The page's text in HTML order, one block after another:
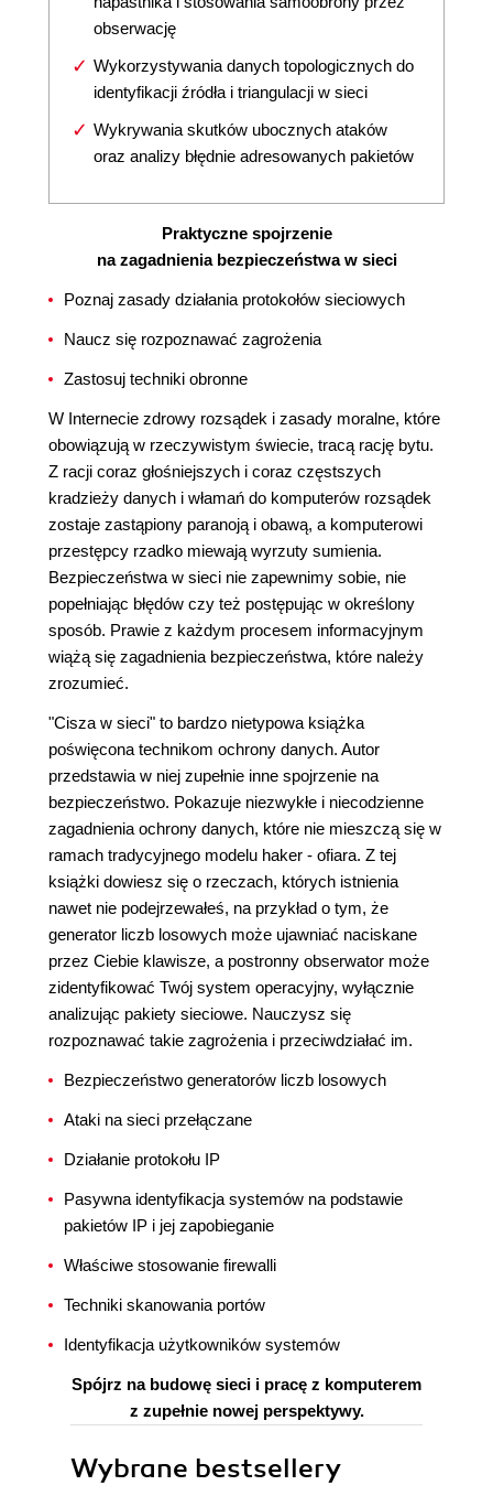
obserwację
Wykorzystywania danych topologicznych do
identyfikacji źródła i triangulacji w sieci
Wykrywania skutków ubocznych ataków
oraz analizy błędnie adresowanych pakietów
Praktyczne spojrzenie
na zagadnienia bezpieczeństwa w sieci
Poznaj zasady działania protokołów sieciowych
Naucz się rozpoznawać zagrożenia
Zastosuj techniki obronne
W Internecie zdrowy rozsądek i zasady moralne, które
obowiązują w rzeczywistym świecie, tracą rację bytu.
Z racji coraz głośniejszych i coraz częstszych
kradzieży danych i włamań do komputerów rozsądek
zostaje zastąpiony paranoją i obawą, a komputerowi
przestępcy rzadko miewają wyrzuty sumienia.
Bezpieczeństwa w sieci nie zapewnimy sobie, nie
popełniając błędów czy też postępując w określony
sposób. Prawie z każdym procesem informacyjnym
wiążą się zagadnienia bezpieczeństwa, które należy
zrozumieć.
"Cisza w sieci" to bardzo nietypowa książka
poświęcona technikom ochrony danych. Autor
przedstawia w niej zupełnie inne spojrzenie na
bezpieczeństwo. Pokazuje niezwykłe i niecodzienne
zagadnienia ochrony danych, które nie mieszczą się w
ramach tradycyjnego modelu haker - ofiara. Z tej
książki dowiesz się o rzeczach, których istnienia
nawet nie podejrzewałeś, na przykład o tym, że
generator liczb losowych może ujawniać naciskane
przez Ciebie klawisze, a postronny obserwator może
zidentyfikować Twój system operacyjny, wyłącznie
analizując pakiety sieciowe. Nauczysz się
rozpoznawać takie zagrożenia i przeciwdziałać im.
Bezpieczeństwo generatorów liczb losowych
Ataki na sieci przełączane
Działanie protokołu IP
Pasywna identyfikacja systemów na podstawie
pakietów IP i jej zapobieganie
Właściwe stosowanie firewalli
Techniki skanowania portów
Identyfikacja użytkowników systemów
Spójrz na budowę sieci i pracę z komputerem
z zupełnie nowej perspektywy.
Wybrane bestsellery